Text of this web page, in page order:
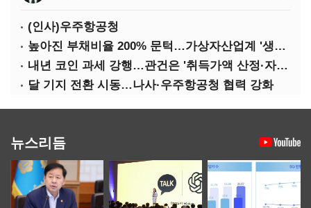
(인사)우주항공청
높아진 부채비율 200% 문턱…가상자산업계 '생존 시험대'
내년 코인 과세 강행…관건은 '취득가액 산정·자산 이동'
달 기지 전환 시동…나사·우주항공청 협력 강화
뉴스리듬